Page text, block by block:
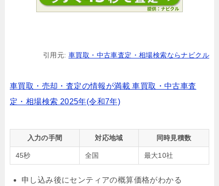
引用元: 車買取・中古車査定・相場検索ならナビクル
車買取・売却・査定の情報が満載 車買取・中古車査
定・相場検索 2025年(令和7年)
入力の手間 対応地域 同時見積数
45秒 全国 最大10社
申し込み後にセンティアの概算価格がわかる